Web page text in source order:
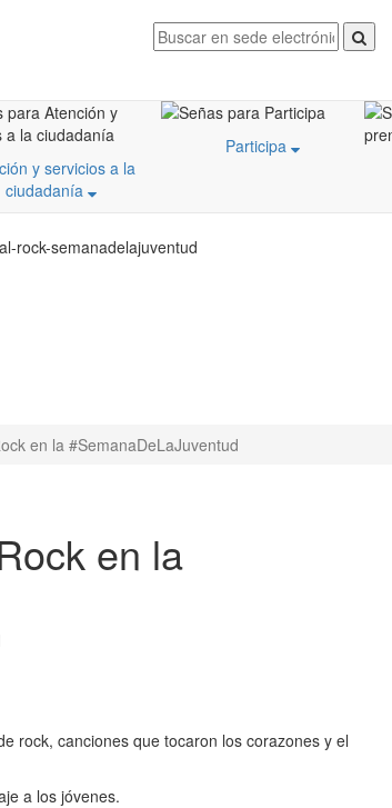
y servicios a la
ciudadanía
Participa
rock-semanadelajuventud
en la #SemanaDeLaJuventud
en la
rock, canciones que tocaron los corazones y el
a los jóvenes.